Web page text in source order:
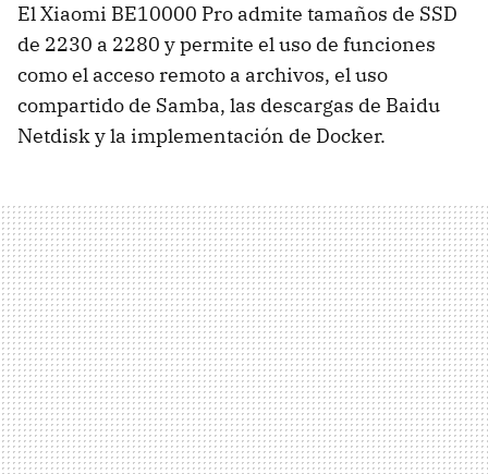
El Xiaomi BE10000 Pro admite tamaños de SSD
de 2230 a 2280 y permite el uso de funciones
como el acceso remoto a archivos, el uso
compartido de Samba, las descargas de Baidu
Netdisk y la implementación de Docker.